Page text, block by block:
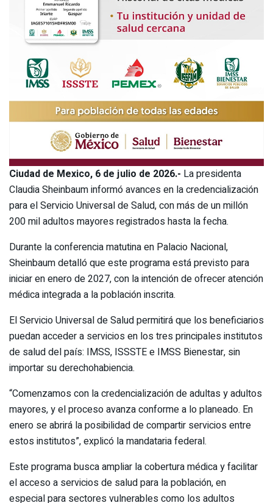
Ciudad de Mexico, 6 de julio de 2026.- La presidenta
Claudia Sheinbaum informó avances en la credencialización
para el Servicio Universal de Salud, con más de un millón
200 mil adultos mayores registrados hasta la fecha.
Durante la conferencia matutina en Palacio Nacional,
Sheinbaum detalló que este programa está previsto para
iniciar en enero de 2027, con la intención de ofrecer atención
médica integrada a la población inscrita.
El Servicio Universal de Salud permitirá que los beneficiarios
puedan acceder a servicios en los tres principales institutos
de salud del país: IMSS, ISSSTE e IMSS Bienestar, sin
importar su derechohabiencia.
“Comenzamos con la credencialización de adultas y adultos
mayores, y el proceso avanza conforme a lo planeado. En
enero se abrirá la posibilidad de compartir servicios entre
estos institutos”, explicó la mandataria federal.
Este programa busca ampliar la cobertura médica y facilitar
el acceso a servicios de salud para la población, en
especial para sectores vulnerables como los adultos